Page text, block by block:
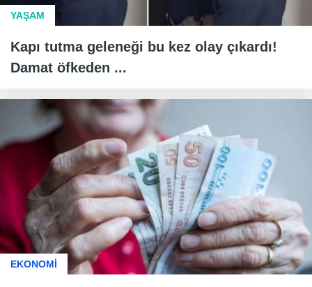
YAŞAM
Kapı tutma geleneği bu kez olay çıkardı!
Damat öfkeden ...
EKONOMİ